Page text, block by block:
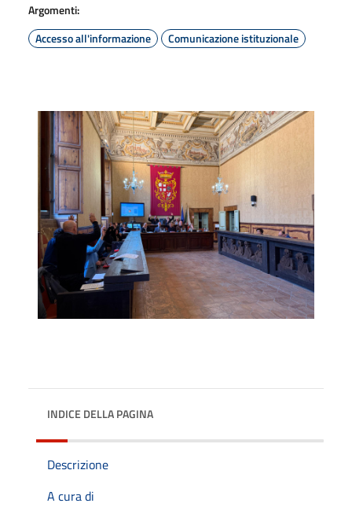
Argomenti:
Accesso all'informazione
Comunicazione istituzionale
INDICE DELLA PAGINA
Descrizione
A cura di